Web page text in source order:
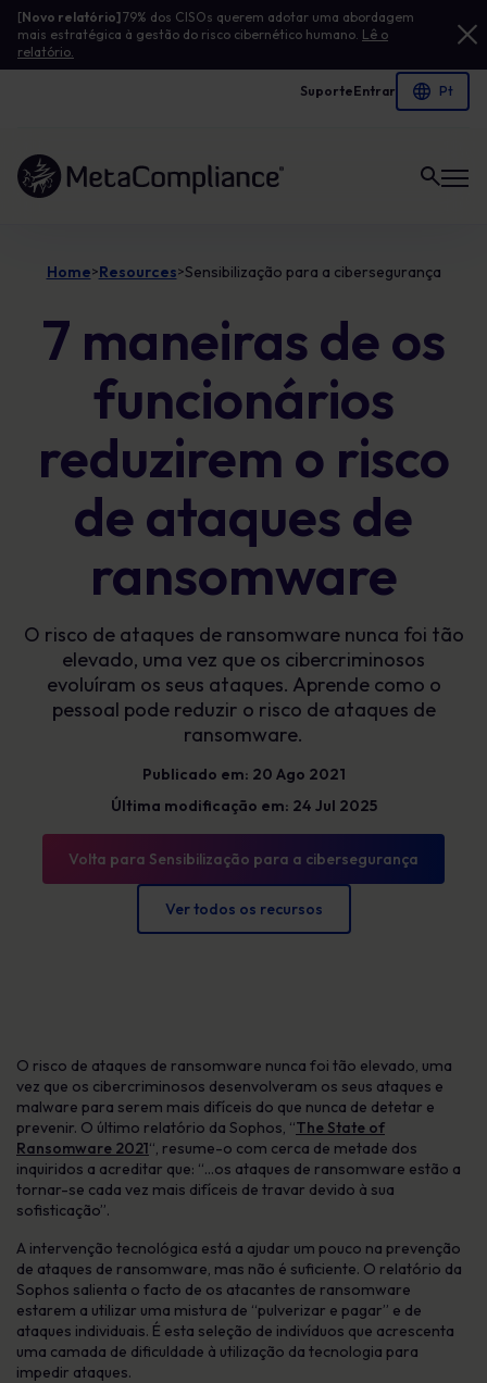
[Novo relatório]79% dos CISOs querem adotar uma abordagem
mais estratégica à gestão do risco cibernético humano. Lê o
relatório.
SuporteEntrar
Ligação à página inicial
Home>Resources>Sensibilização para a cibersegurança
7 maneiras de os
funcionários
reduzirem o risco
de ataques de
ransomware
O risco de ataques de ransomware nunca foi tão
elevado, uma vez que os cibercriminosos
evoluíram os seus ataques. Aprende como o
pessoal pode reduzir o risco de ataques de
ransomware.
Publicado em: 20 Ago 2021
Última modificação em: 24 Jul 2025
Volta para Sensibilização para a cibersegurança
Ver todos os recursos
O risco de ataques de ransomware nunca foi tão elevado, uma
vez que os cibercriminosos desenvolveram os seus ataques e
malware para serem mais difíceis do que nunca de detetar e
prevenir. O último relatório da Sophos, “The State of
Ransomware 2021“, resume-o com cerca de metade dos
inquiridos a acreditar que: “…os ataques de ransomware estão a
tornar-se cada vez mais difíceis de travar devido à sua
sofisticação”.
A intervenção tecnológica está a ajudar um pouco na prevenção
de ataques de ransomware, mas não é suficiente. O relatório da
Sophos salienta o facto de os atacantes de ransomware
estarem a utilizar uma mistura de “pulverizar e pagar” e de
ataques individuais. É esta seleção de indivíduos que acrescenta
uma camada de dificuldade à utilização da tecnologia para
impedir ataques.